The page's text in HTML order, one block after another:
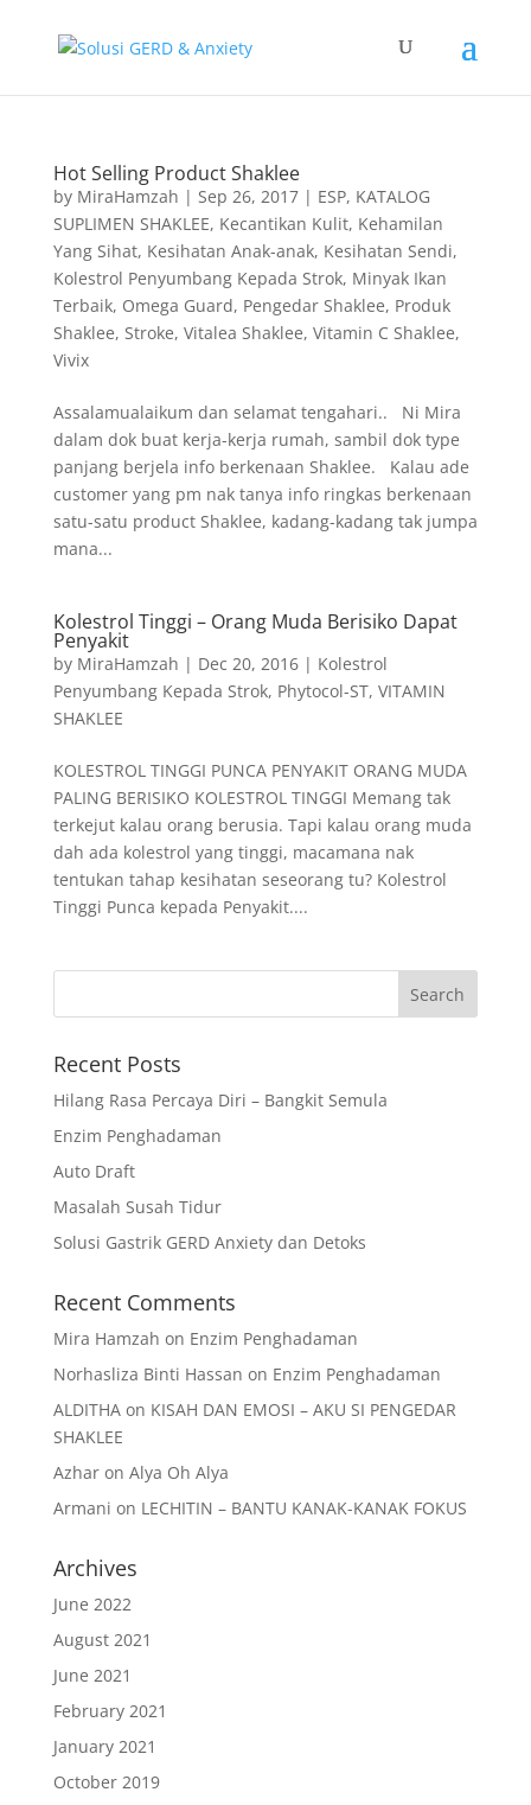
Hot Selling Product Shaklee
by MiraHamzah | Sep 26, 2017| ESP, KATALOG
SUPLIMEN SHAKLEE, Kecantikan Kulit, Kehamilan
Yang Sihat, Kesihatan Anak-anak, Kesihatan Sendi,
Kolestrol Penyumbang Kepada Strok, Minyak Ikan
Terbaik, Omega Guard, Pengedar Shaklee, Produk
Shaklee, Stroke, Vitalea Shaklee, Vitamin C Shaklee,
Vivix
Assalamualaikum dan selamat tengahari.. Ni Mira
dalam dok buat kerja-kerja rumah, sambil dok type
panjang berjela info berkenaan Shaklee. Kalau ade
customer yang pm nak tanya info ringkas berkenaan
satu-satu product Shaklee, kadang-kadang tak jumpa
mana...
Kolestrol Tinggi – Orang Muda Berisiko Dapat
Penyakit
by MiraHamzah | Dec 20, 2016| Kolestrol
Penyumbang Kepada Strok, Phytocol-ST, VITAMIN
SHAKLEE
KOLESTROL TINGGI PUNCA PENYAKIT ORANG MUDA
PALING BERISIKO KOLESTROL TINGGI Memang tak
terkejut kalau orang berusia. Tapi kalau orang muda
dah ada kolestrol yang tinggi, macamana nak
tentukan tahap kesihatan seseorang tu? Kolestrol
Tinggi Punca kepada Penyakit....
Recent Posts
Hilang Rasa Percaya Diri – Bangkit Semula
Enzim Penghadaman
Auto Draft
Masalah Susah Tidur
Solusi Gastrik GERD Anxiety dan Detoks
Recent Comments
Mira Hamzah on Enzim Penghadaman
Norhasliza Binti Hassan on Enzim Penghadaman
ALDITHAon KISAH DAN EMOSI – AKU SI PENGEDAR
SHAKLEE
Azharon Alya Oh Alya
Armani on LECHITIN – BANTU KANAK-KANAK FOKUS
Archives
June 2022
August 2021
June 2021
February 2021
January 2021
October 2019